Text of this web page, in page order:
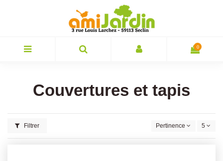
0
Couvertures et tapis
Filtrer Pertinence 5